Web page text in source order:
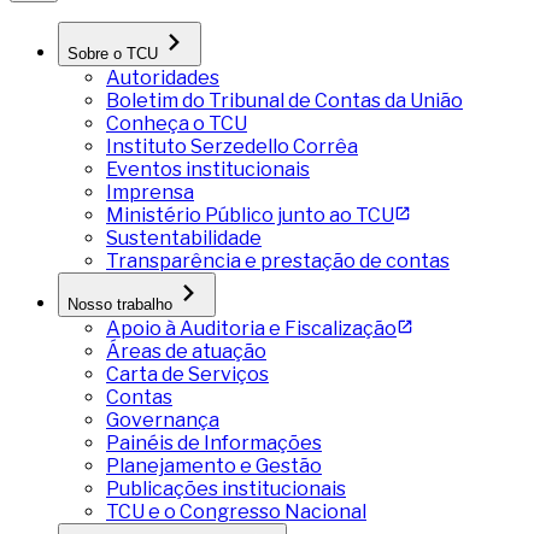
Sobre o TCU
Autoridades
Boletim do Tribunal de Contas da União
Conheça o TCU
Instituto Serzedello Corrêa
Eventos institucionais
Imprensa
Ministério Público junto ao TCU
Sustentabilidade
Transparência e prestação de contas
Nosso trabalho
Apoio à Auditoria e Fiscalização
Áreas de atuação
Carta de Serviços
Contas
Governança
Painéis de Informações
Planejamento e Gestão
Publicações institucionais
TCU e o Congresso Nacional